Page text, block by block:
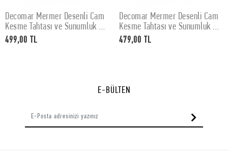
SEPETE EKLE
Decomar Mermer Desenli Cam
Kesme Tahtası ve Sunumluk 30
x 40 cm
499,00 TL
SEPETE EKLE
Decomar Mermer Desenli Cam
Kesme Tahtası ve Sunumluk 25
x 35 cm
479,00 TL
E-BÜLTEN